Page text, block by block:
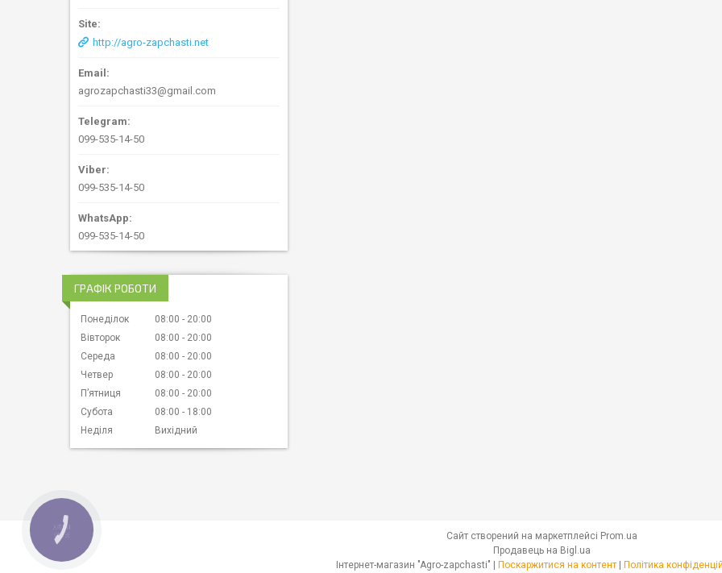
http://agro-zapchasti.net
agrozapchasti33@gmail.com
099-535-14-50
099-535-14-50
099-535-14-50
ГРАФІК РОБОТИ
Понеділок 08:00
20:00
Вівторок
08:00
20:00
Середа
08:00
20:00
Четвер
08:00
20:00
Пʼятниця
08:00
20:00
Субота
08:00
18:00
Неділя
Вихідний
Сайт створений на маркетплейсі Prom.ua
Продавець на Bigl.ua
Поскаржитися на контент Політика
КНОПКА
ЗВ'ЯЗКУ